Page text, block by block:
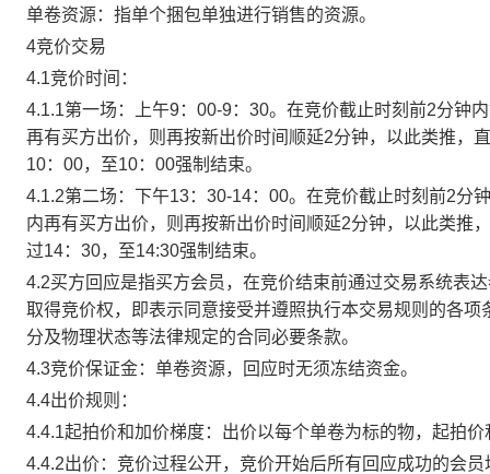
单卷资源：指单个捆包单独进行销售的资源。
4竞价交易
4.1竞价时间：
4.1.1第一场：上午9：00-9：30。在竞价截止时刻前2分钟
再有买方出价，则再按新出价时间顺延2分钟，以此类推，
10：00，至10：00强制结束。
4.1.2第二场：下午13：30-14：00。在竞价截止时刻前2分
内再有买方出价，则再按新出价时间顺延2分钟，以此类推
过14：30，至14:30强制结束。
4.2买方回应是指买方会员，在竞价结束前通过交易系统表
取得竞价权，即表示同意接受并遵照执行本交易规则的各
分及物理状态等法律规定的合同必要条款。
4.3竞价保证金：单卷资源，回应时无须冻结资金。
4.4出价规则：
4.4.1起拍价和加价梯度：出价以每个单卷为标的物，起拍
4.4.2出价：竞价过程公开，竞价开始后所有回应成功的会